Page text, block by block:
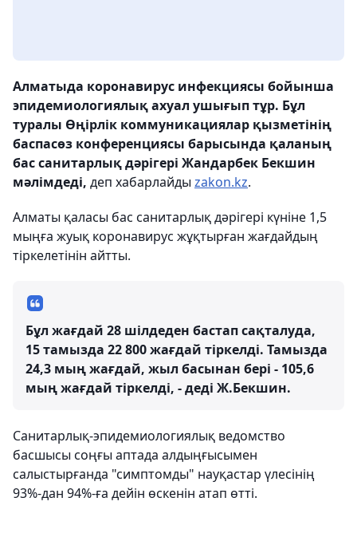
Алматыда коронавирус инфекциясы бойынша
эпидемиологиялық ахуал ушығып тұр. Бұл
туралы Өңірлік коммуникациялар қызметінің
баспасөз конференциясы барысында қаланың
бас санитарлық дәрігері Жандарбек Бекшин
мәлімдеді, деп хабарлайды zakon.kz.
Алматы қаласы бас санитарлық дәрігері күніне 1,5
мыңға жуық коронавирус жұқтырған жағдайдың
тіркелетінін айтты.
Бұл жағдай 28 шілдеден бастап сақталуда,
15 тамызда 22 800 жағдай тіркелді. Тамызда
24,3 мың жағдай, жыл басынан бері - 105,6
мың жағдай тіркелді, - деді Ж.Бекшин.
Санитарлық-эпидемиологиялық ведомство
басшысы соңғы аптада алдыңғысымен
салыстырғанда "симптомды" науқастар үлесінің
93%-дан 94%-ға дейін өскенін атап өтті.